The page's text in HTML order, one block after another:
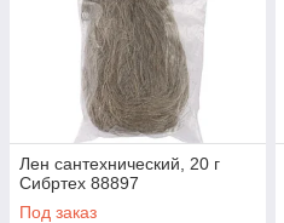
Лен сантехнический, 20 г
Сибртех 88897
Под заказ